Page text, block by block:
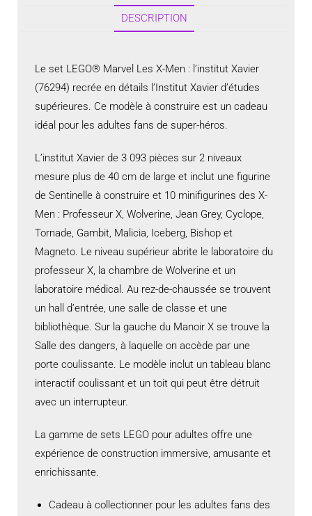
DESCRIPTION
Le set LEGO® Marvel Les X-Men : l’institut Xavier
(76294) recrée en détails l’Institut Xavier d’études
supérieures. Ce modèle à construire est un cadeau
idéal pour les adultes fans de super-héros.
L’institut Xavier de 3 093 pièces sur 2 niveaux
mesure plus de 40 cm de large et inclut une figurine
de Sentinelle à construire et 10 minifigurines des X-
Men : Professeur X, Wolverine, Jean Grey, Cyclope,
Tornade, Gambit, Malicia, Iceberg, Bishop et
Magneto. Le niveau supérieur abrite le laboratoire du
professeur X, la chambre de Wolverine et un
laboratoire médical. Au rez-de-chaussée se trouvent
un hall d’entrée, une salle de classe et une
bibliothèque. Sur la gauche du Manoir X se trouve la
Salle des dangers, à laquelle on accède par une
porte coulissante. Le modèle inclut un tableau blanc
interactif coulissant et un toit qui peut être détruit
avec un interrupteur.
La gamme de sets LEGO pour adultes offre une
expérience de construction immersive, amusante et
enrichissante.
Cadeau à collectionner pour les adultes fans des